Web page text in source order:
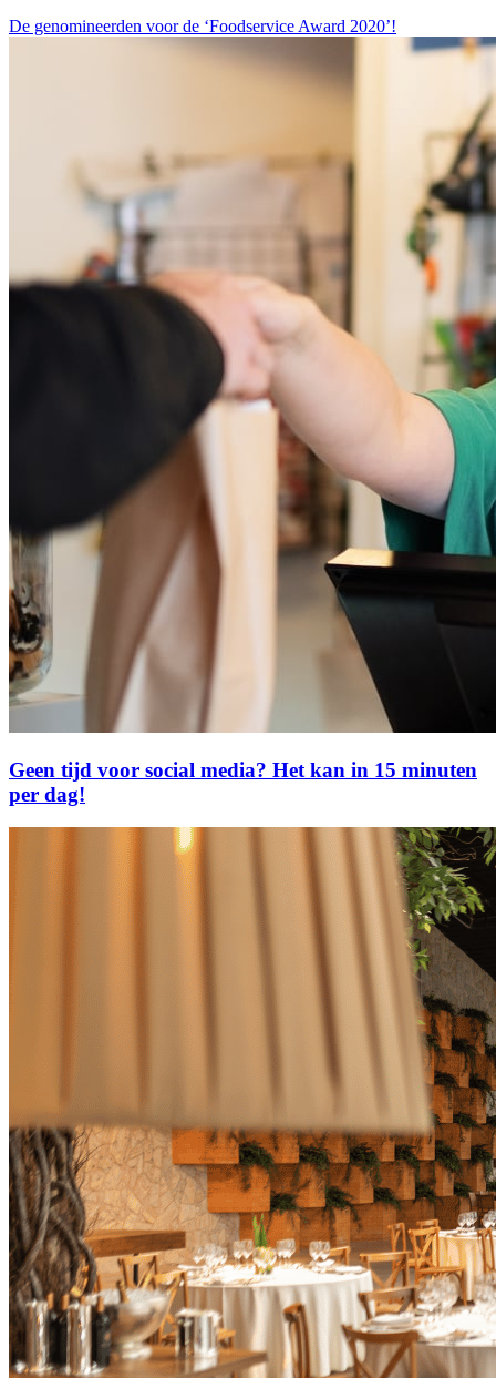
De genomineerden voor de ‘Foodservice Award 2020’!
Geen tijd voor social media? Het kan in 15 minuten
per dag!